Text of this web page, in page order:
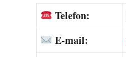
Telefon:
E-mail: